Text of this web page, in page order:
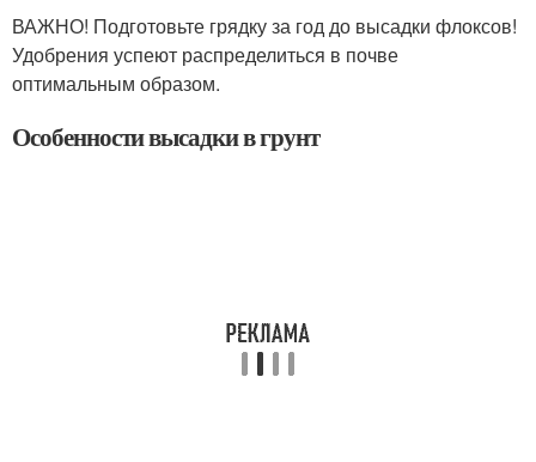
ВАЖНО! Подготовьте грядку за год до высадки флоксов!
Удобрения успеют распределиться в почве
оптимальным образом.
Особенности высадки в грунт